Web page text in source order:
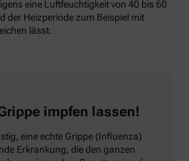
eine Luftfeuchtigkeit von 40 bis 60
der Heizperiode zum Beispiel mit
lässt.
impfen lassen!
eine echte Grippe (Influenza)
Erkrankung, die den ganzen